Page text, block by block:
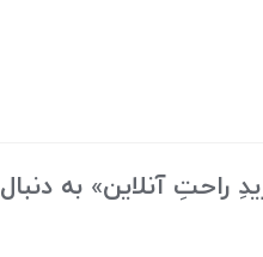
آنلاین» به دنبال